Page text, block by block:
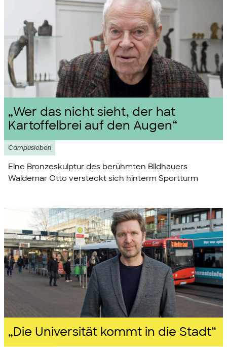
„Wer das nicht sieht, der hat
Kartoffelbrei auf den Augen“
Campusleben
Eine Bronzeskulptur des berühmten Bildhauers
Waldemar Otto versteckt sich hinterm Sportturm
„Die Universität kommt in die Stadt“